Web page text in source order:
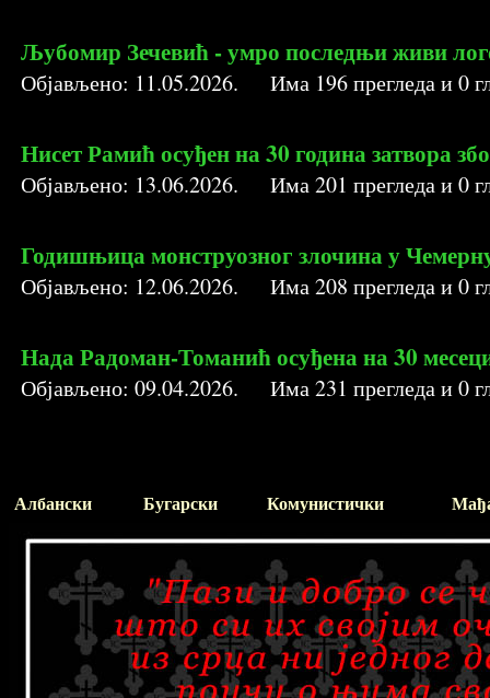
Љубомир Зечевић - умро последњи живи
Објављено: 11.05.2026. Има 196прегледа и0
Нисет Рамић осуђен на 30 година затвора
Објављено: 13.06.2026. Има201 прегледа и0
Годишњица монструозног злочина у
Објављено: 12.06.2026. Има208 прегледа и0
Нада Радоман-Томанић осуђена на 30
Објављено: 09.04.2026. Има231 прегледа и0
Албански Бугарски Комунистички